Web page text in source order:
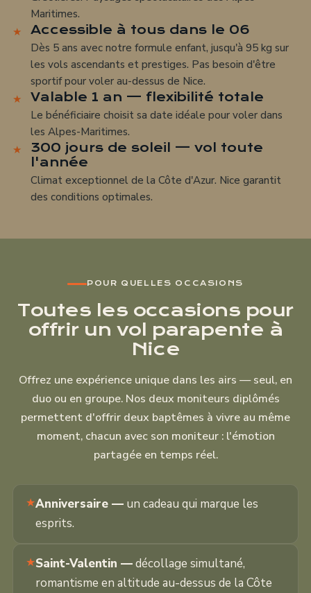
Maritimes.
Accessible à tous dans le 06
Dès 5 ans avec notre formule enfant, jusqu'à 95 kg sur
les vols ascendants et prestiges. Pas besoin d'être
sportif pour voler au-dessus de Nice.
Valable 1 an — flexibilité totale
Le bénéficiaire choisit sa date idéale pour voler dans
les Alpes-Maritimes.
300 jours de soleil — vol toute
l'année
Climat exceptionnel de la Côte d'Azur. Nice garantit
des conditions optimales.
POUR QUELLES OCCASIONS
Toutes les occasions pour
offrir un vol parapente à
Nice
Offrez une expérience unique dans les airs — seul, en
duo ou en groupe. Nos deux moniteurs diplômés
permettent d'offrir deux baptêmes à vivre au même
moment, chacun avec son moniteur : l'émotion
partagée en temps réel.
Anniversaire —un cadeau qui marque les
esprits.
Saint-Valentin —décollage simultané,
romantisme en altitude au-dessus de la Côte